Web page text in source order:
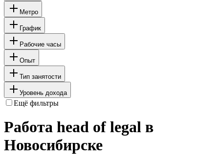
Метро
График
Рабочие часы
Опыт
Тип занятости
Уровень дохода
Ещё фильтры
Работа head of legal в
Новосибирске